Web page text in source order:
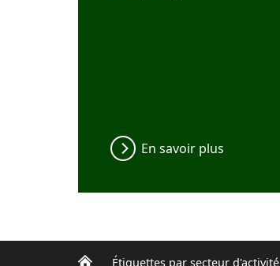
En savoir plus
Étiquettes par secteur d'activité